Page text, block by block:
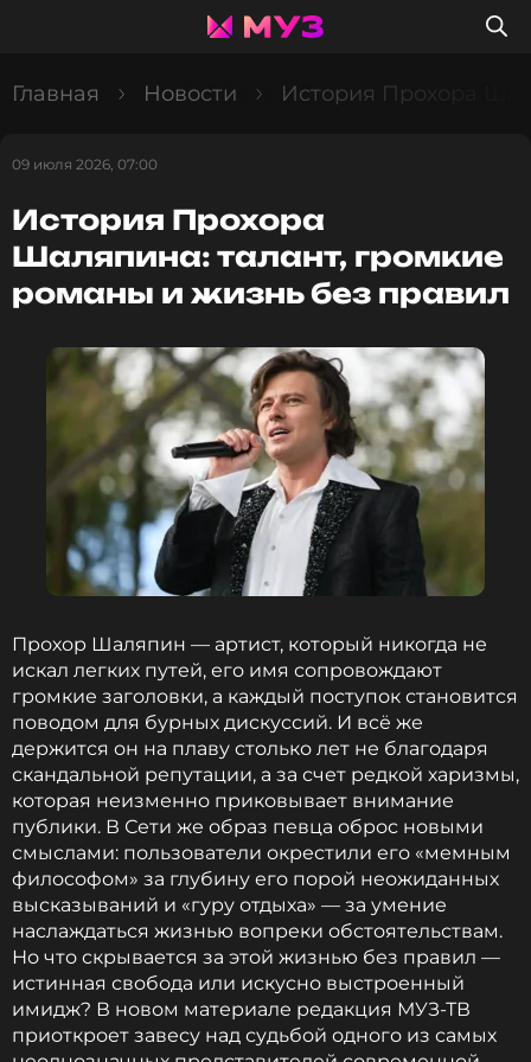
Главная Новости История Прохора
09 июля 2026, 07:00
История Прохора
Шаляпина: талант, громкие
романы и жизнь без правил
Прохор Шаляпин — артист, который никогда не
искал легких путей, его имя сопровождают
громкие заголовки, а каждый поступок становится
поводом для бурных дискуссий. И всё же
держится он на плаву столько лет не благодаря
скандальной репутации, а за счет редкой харизмы,
которая неизменно приковывает внимание
публики. В Сети же образ певца оброс новыми
смыслами: пользователи окрестили его «мемным
философом» за глубину его порой неожиданных
высказываний и «гуру отдыха» — за умение
наслаждаться жизнью вопреки обстоятельствам.
Но что скрывается за этой жизнью без правил —
истинная свобода или искусно выстроенный
имидж? В новом материале редакция МУЗ-ТВ
приоткроет завесу над судьбой одного из самых